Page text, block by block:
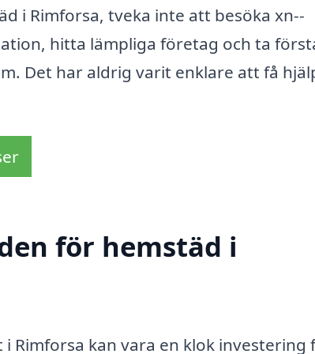
i Rimforsa, tveka inte att besöka xn--
hitta lämpliga företag och ta
Det har aldrig varit enklare att få
för hemstäd i
Rimforsa kan vara en klok investering